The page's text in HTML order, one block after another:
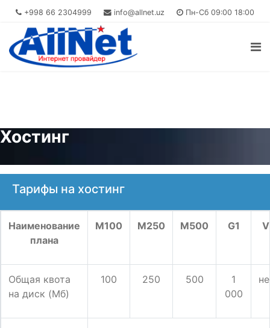
+998 66 2304999 info@allnet.uz Пн-Сб 09:00 18:00
Хостинг
Тарифы на хостинг
Наименование
плана
M100 M250 M500 G1
Общая квота
на диск (Мб)
100 250 500
1
000